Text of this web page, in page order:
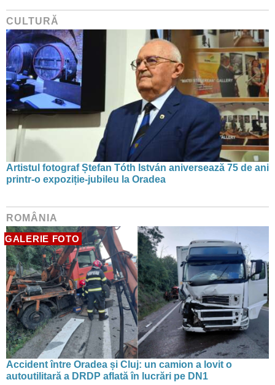
CULTURĂ
Artistul fotograf Ștefan Tóth István aniversează 75 de ani
printr-o expoziție-jubileu la Oradea
ROMÂNIA
GALERIE FOTO
Accident între Oradea și Cluj: un camion a lovit o
autoutilitară a DRDP aflată în lucrări pe DN1